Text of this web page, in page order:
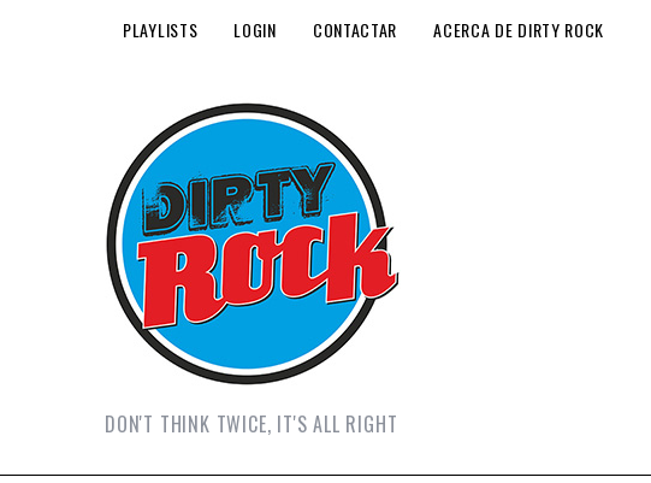
PLAYLISTS LOGIN CONTACTAR ACERCA DE DIRTY ROCK
DON'T THINK TWICE, IT'S ALL RIGHT